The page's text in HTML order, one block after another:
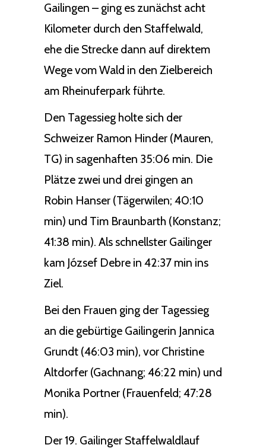
Gailingen – ging es zunächst acht
Kilometer durch den Staffelwald,
ehe die Strecke dann auf direktem
Wege vom Wald in den Zielbereich
am Rheinuferpark führte.
Den Tagessieg holte sich der
Schweizer Ramon Hinder (Mauren,
TG) in sagenhaften 35:06 min. Die
Plätze zwei und drei gingen an
Robin Hanser (Tägerwilen; 40:10
min) und Tim Braunbarth (Konstanz;
41:38 min). Als schnellster Gailinger
kam József Debre in 42:37 min ins
Ziel.
Bei den Frauen ging der Tagessieg
an die gebürtige Gailingerin Jannica
Grundt (46:03 min), vor Christine
Altdorfer (Gachnang; 46:22 min) und
Monika Portner (Frauenfeld; 47:28
min).
Der 19. Gailinger Staffelwaldlauf